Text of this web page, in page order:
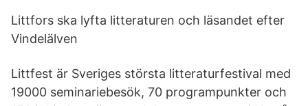
Littfors ska lyfta litteraturen och läsandet efter
Vindelälven
Littfest är Sveriges största litteraturfestival med
19000 seminariebesök, 70 programpunkter och